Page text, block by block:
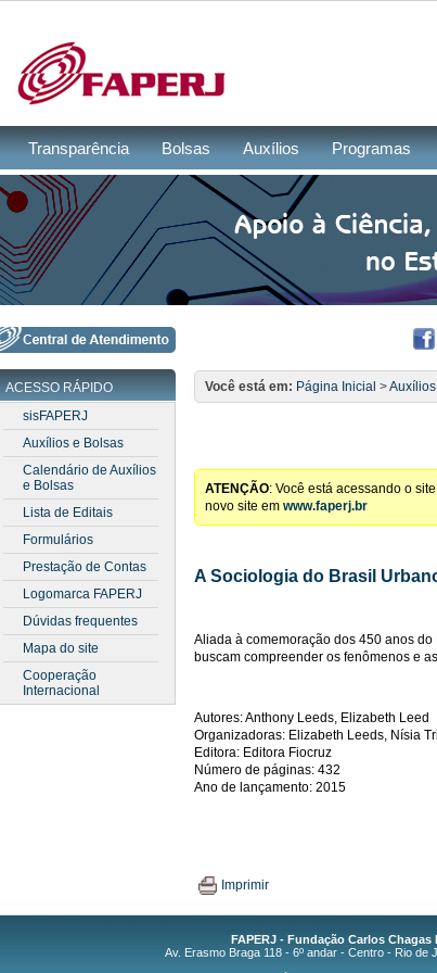
Transparência Bolsas Auxílios Programas
ACESSO RÁPIDO
sisFAPERJ
Auxílios e Bolsas
Calendário de Auxílios
e Bolsas
Lista de Editais
Formulários
Prestação de Contas
Logomarca FAPERJ
Dúvidas frequentes
Mapa do site
Cooperação
Internacional
Você está em: Página Inicial >Auxílios
ATENÇÃO: Você está acessando o
novo site em www.faperj.br
A Sociologia do Brasil
Aliada à comemoração dos 450 anos
buscam compreender os fenômenos e
Autores: Anthony Leeds, Elizabeth Leed
Organizadoras: Elizabeth Leeds, Nísia
Editora: Editora Fiocruz
Número de páginas: 432
Ano de lançamento: 2015
Imprimir
FAPERJ - Fundação Carlos
Av. Erasmo Braga 118 - 6º andar - Centro - Rio